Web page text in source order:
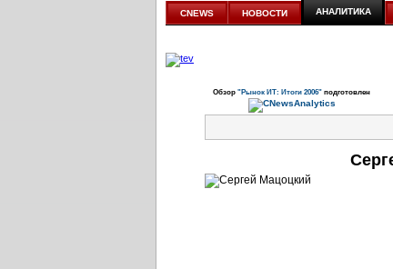
CNEWS НОВОСТИ АНАЛИТИКА
Обзор "Рынок ИТ: Итоги 2006" подготовлен